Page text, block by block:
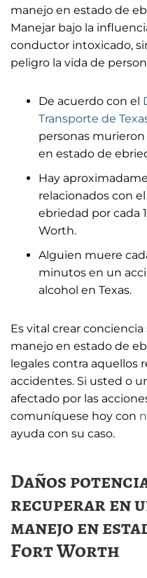
manejo en estado de
Manejar bajo la
conductor intoxicado,
peligro la vida de
De acuerdo con el
Transporte de
personas
en estado de
Hay
relacionados con
ebriedad por cada
Worth.
Alguien muere
minutos en un
alcohol en Texas.
Es vital crear
manejo en estado de
legales contra aquellos
accidentes. Si usted o
afectado por las
comuníquese hoy con
ayuda con su caso.
Daños
recuperar en
manejo en
Fort Worth